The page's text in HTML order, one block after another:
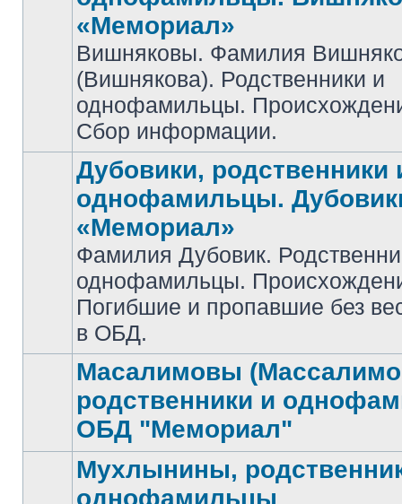
непрочитанных
сообщений
«Мемориал»
Вишняковы. Фамилия
(Вишнякова). Родственники и
однофамильцы.
Сбор информации.
непрочитанных
сообщений
Дубовики, родственники
однофамильцы.
«Мемориал»
Фамилия Дубовик.
однофамильцы.
Погибшие и пропавшие без
в ОБД.
Нет
непрочитанных
сообщений
Масалимовы
родственники и
ОБД "Мемориал"
Мухлынины,
однофамильцы